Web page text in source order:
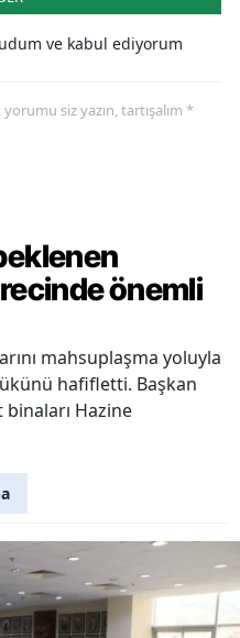
ve kabul ediyorum
siz yazın, tartışalım *
önemli
mahsuplaşma yoluyla
hafifletti. Başkan
binaları Hazine